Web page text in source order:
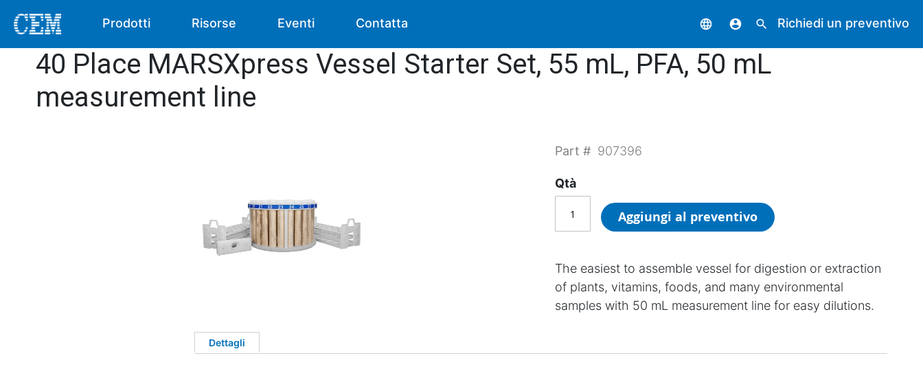
Prodotti Risorse Eventi Contatta language account_circle search Richiedi un preventivo
40 Place MARSXpress Vessel Starter Set, 55 mL, PFA, 50 mL
measurement line
Part # 907396
Qtà
Aggiungi al preventivo
The easiest to assemble vessel for digestion or extraction
of plants, vitamins, foods, and many environmental
samples with 50 mL measurement line for easy dilutions.
Dettagli